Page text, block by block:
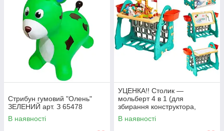
Стрибун гумовий "Олень"
ЗЕЛЕНИЙ арт. З 65478
В наявності
УЦЕНКА!! Столик —
мольберт 4 в 1 (для
збирання конструктора,
малювання, книжкова
полиця) арт. S 075
В наявності